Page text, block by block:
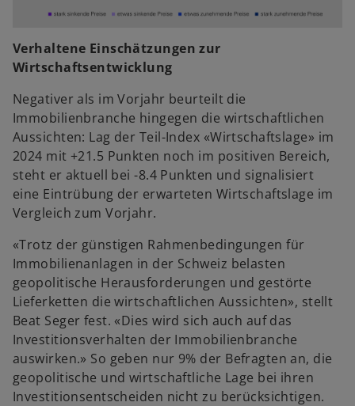
Verhaltene Einschätzungen zur
Wirtschaftsentwicklung
Negativer als im Vorjahr beurteilt die
Immobilienbranche hingegen die wirtschaftlichen
Aussichten: Lag der Teil-Index «Wirtschaftslage» im
2024 mit +21.5 Punkten noch im positiven Bereich,
steht er aktuell bei -8.4 Punkten und signalisiert
eine Eintrübung der erwarteten Wirtschaftslage im
Vergleich zum Vorjahr.
«Trotz der günstigen Rahmenbedingungen für
Immobilienanlagen in der Schweiz belasten
geopolitische Herausforderungen und gestörte
Lieferketten die wirtschaftlichen Aussichten», stellt
Beat Seger fest. «Dies wird sich auch auf das
Investitionsverhalten der Immobilienbranche
auswirken.» So geben nur 9% der Befragten an, die
geopolitische und wirtschaftliche Lage bei ihren
Investitionsentscheiden nicht zu berücksichtigen.